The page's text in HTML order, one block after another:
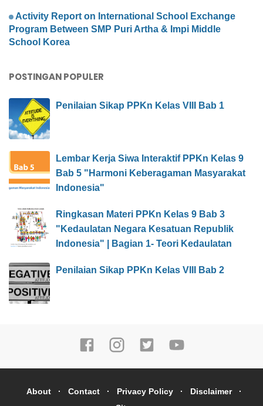
Activity Report on International School Exchange
Program Between SMP Puri Artha & Impi Middle
School Korea
POSTINGAN POPULER
Penilaian Sikap PPKn Kelas VIII Bab 1
Lembar Kerja Siwa Interaktif PPKn Kelas 9
Bab 5 "Harmoni Keberagaman Masyarakat
Indonesia"
Ringkasan Materi PPKn Kelas 9 Bab 3
"Kedaulatan Negara Kesatuan Republik
Indonesia" | Bagian 1- Teori Kedaulatan
Penilaian Sikap PPKn Kelas VIII Bab 2
About Contact Privacy Policy
Disclaimer